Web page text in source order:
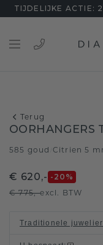
TIJDELIJKE
Terug
OORHANGERS
585 goud Citrien 5
€ 620,- -20 %
€ 775,-excl. BTW
Traditionele juwelier